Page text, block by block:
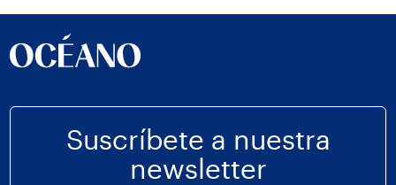
Suscríbete a nuestra
newsletter